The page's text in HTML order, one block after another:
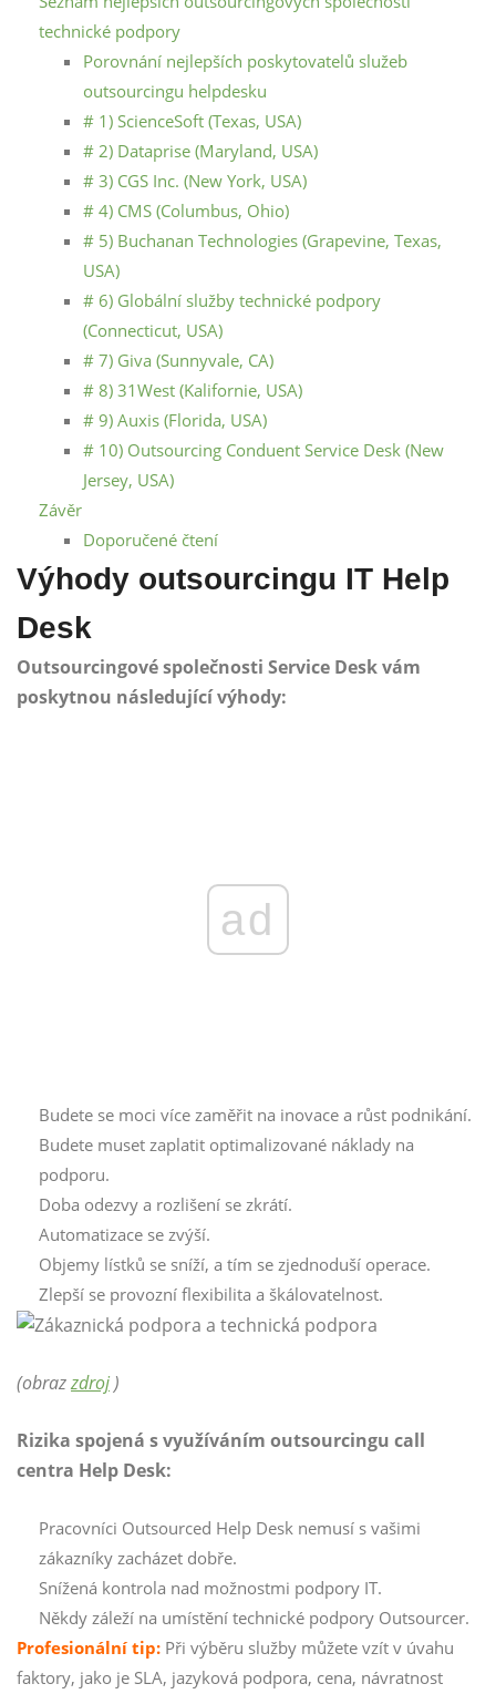
technické podpory
Porovnání nejlepších poskytovatelů služeb
outsourcingu helpdesku
# 1) ScienceSoft (Texas, USA)
# 2) Dataprise (Maryland, USA)
# 3) CGS Inc. (New York, USA)
# 4) CMS (Columbus, Ohio)
# 5) Buchanan Technologies (Grapevine, Texas,
USA)
# 6) Globální služby technické podpory
(Connecticut, USA)
# 7) Giva (Sunnyvale, CA)
# 8) 31West (Kalifornie, USA)
# 9) Auxis (Florida, USA)
# 10) Outsourcing Conduent Service Desk (New
Jersey, USA)
Závěr
Doporučené čtení
Výhody outsourcingu IT Help
Desk
Outsourcingové společnosti Service Desk vám
poskytnou následující výhody:
ad
Budete se moci více zaměřit na inovace a růst podnikání.
Budete muset zaplatit optimalizované náklady na
podporu.
Doba odezvy a rozlišení se zkrátí.
Automatizace se zvýší.
Objemy lístků se sníží, a tím se zjednoduší operace.
Zlepší se provozní flexibilita a škálovatelnost.
(obrazzdroj)
Rizika spojená s využíváním outsourcingu call
centra Help Desk:
Pracovníci Outsourced Help Desk nemusí s vašimi
zákazníky zacházet dobře.
Snížená kontrola nad možnostmi podpory IT.
Někdy záleží na umístění technické podpory Outsourcer.
Profesionální tip: Při výběru služby můžete vzít v úvahu
faktory, jako je SLA, jazyková podpora, cena, návratnost